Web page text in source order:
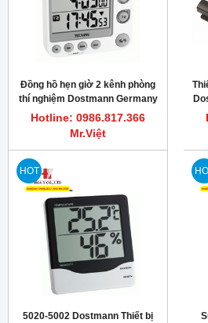
Đồng hồ hẹn giờ 2 kênh phòng
thí nghiệm Dostmann Germany
Hotline: 0986.817.366
Mr.Việt
HOT
5020-5002 Dostmann Thiết bị